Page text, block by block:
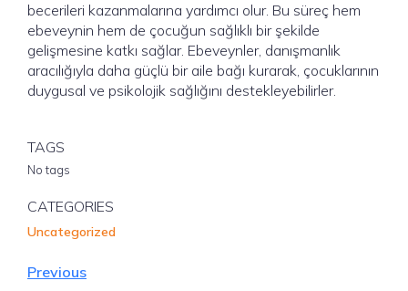
becerileri kazanmalarına yardımcı olur. Bu süreç hem
ebeveynin hem de çocuğun sağlıklı bir şekilde
gelişmesine katkı sağlar. Ebeveynler, danışmanlık
aracılığıyla daha güçlü bir aile bağı kurarak, çocuklarının
duygusal ve psikolojik sağlığını destekleyebilirler.
TAGS
No tags
CATEGORIES
Uncategorized
Previous